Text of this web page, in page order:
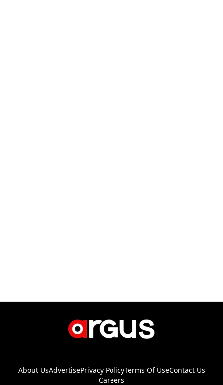
About UsAdvertisePrivacy PolicyTerms Of UseContact Us
Careers